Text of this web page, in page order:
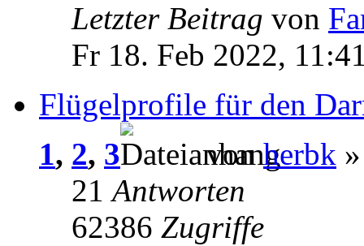
Letzter Beitrag von
Fr 18. Feb 2022,
Flügelprofile für den
1, 2, 3 vonherbk
21Antworten
62386 Zugriffe